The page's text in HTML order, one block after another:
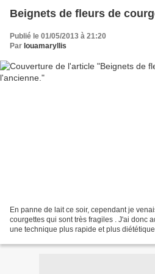
Beignets de fleurs de
Publié le 01/05/2013 à 21:20
Par louamaryllis
En panne de lait ce soir, cependant je
courgettes qui sont très fragiles . J'ai donc
une technique plus rapide et plus